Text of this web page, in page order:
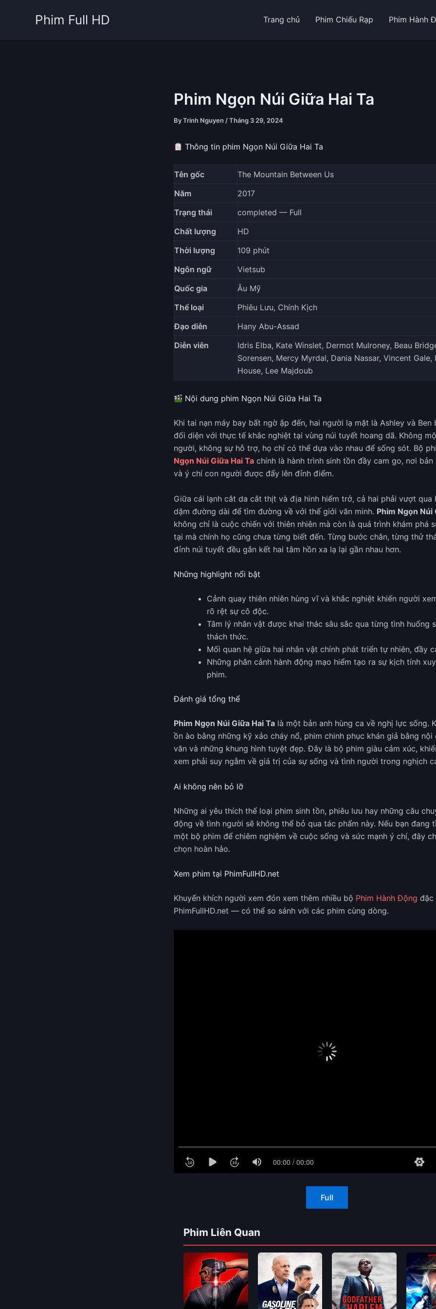
Phim Full HD Trang chủ Phim Chiếu Rạp Phim Hành
Phim Ngọn Núi Giữa Hai Ta
ByTrinh Nguyen /Tháng 3 29, 2024
Thông tin phim Ngọn Núi Giữa Hai Ta
Tên gốc
The Mountain Between Us
Năm
2017
Trạng thái
completed — Full
Chất lượng
HD
Thời lượng
109 phút
Ngôn ngữ
Vietsub
Quốc gia
Âu Mỹ
Thể loại
Phiêu Lưu, Chính Kịch
Đạo diễn
Hany Abu-Assad
Diễn viên
Idris Elba, Kate Winslet, Dermot Mulroney, Beau
Sorensen, Mercy Myrdal, Dania Nassar, Vincent Gale,
House, Lee Majdoub
Nội dung phim Ngọn Núi Giữa Hai Ta
Khi tai nạn máy bay bất ngờ ập đến, hai người lạ mặt là Ashley và Ben
đối diện với thực tế khắc nghiệt tại vùng núi tuyết hoang dã. Không
người, không sự hỗ trợ, họ chỉ có thể dựa vào nhau để sống sót. Bộ
Ngọn Núi Giữa Hai Ta chính là hành trình sinh tồn đầy cam go, nơi bản
và ý chí con người được đẩy lên đỉnh điểm.
Giữa cái lạnh cắt da cắt thịt và địa hình hiểm trở, cả hai phải vượt qua
dặm đường dài để tìm đường về với thế giới văn minh. Phim Ngọn Núi
không chỉ là cuộc chiến với thiên nhiên mà còn là quá trình khám phá
tại mà chính họ cũng chưa từng biết đến. Từng bước chân, từng thử
đỉnh núi tuyết đều gắn kết hai tâm hồn xa lạ lại gần nhau hơn.
Những highlight nổi bật
Cảnh quay thiên nhiên hùng vĩ và khắc nghiệt khiến người
rõ rệt sự cô độc.
Tâm lý nhân vật được khai thác sâu sắc qua từng tình huống
thách thức.
Mối quan hệ giữa hai nhân vật chính phát triển tự nhiên, đầy
Những phân cảnh hành động mạo hiểm tạo ra sự kịch tính
phim.
Đánh giá tổng thể
Phim Ngọn Núi Giữa Hai Ta là một bản anh hùng ca về nghị lực sống.
ồn ào bằng những kỹ xảo cháy nổ, phim chinh phục khán giả bằng nội
văn và những khung hình tuyệt đẹp. Đây là bộ phim giàu cảm xúc,
xem phải suy ngẫm về giá trị của sự sống và tình người trong nghịch
Ai không nên bỏ lỡ
Những ai yêu thích thể loại phim sinh tồn, phiêu lưu hay những câu
động về tình người sẽ không thể bỏ qua tác phẩm này. Nếu bạn đang
một bộ phim để chiêm nghiệm về cuộc sống và sức mạnh ý chí, đây
chọn hoàn hảo.
Xem phim tại PhimFullHD.net
Khuyến khích người xem đón xem thêm nhiều bộ Phim Hành Động đặc
PhimFullHD.net — có thể so sánh với các phim cùng dòng.
Full
Phim Liên Quan